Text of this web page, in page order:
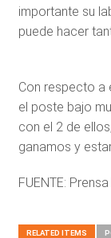
importante su
puede hacer
Con respecto a
el poste bajo
con el 2 de
ganamos y
FUENTE:
RELATED ITEMS